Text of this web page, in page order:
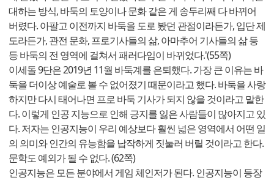
대하는 방식, 바둑의 토양이나 문화 같은 게 송두리째 다 바뀌어
버렸다. 아팔고 이전까지 바둑을 도로 봤던 관점이라든가, 입단 제
도라든가, 관전 문화, 프로기사들의 삶, 아마추어 기사들의 삶 등
등 바둑의 전 영역에 걸쳐서 패러다임이 바뀌었다.'(55쪽)
이세돌 9단은 2019년 11월 바둑계를 은퇴했다. 가장 큰 이유는 바
둑을 더이상 예술로 볼 수 없어졌기 때문이라고 했다. 바둑을 사랑
하지만 다시 태어나면 프로 바둑 기사가 되지 않을 것이라고 말한
다. 이렇게 인공 지능으로 인해 긍지를 잃은 사람들이 많아지고 있
다. 저자는 인공지능이 우리 예상보다 훨씬 넓은 영역에서 어떤 일
의 의미와 인간의 유능함을 납작하게 짓눌러 버릴 것이라고 한다.
문학도 예외가 될 수 없다. (62쪽)
인공지능은 모든 분야에서 게임 체인저가 된다. 인공지능이 등장